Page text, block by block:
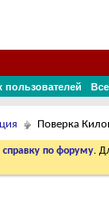
пользователей
Поверка
справку по форуму.